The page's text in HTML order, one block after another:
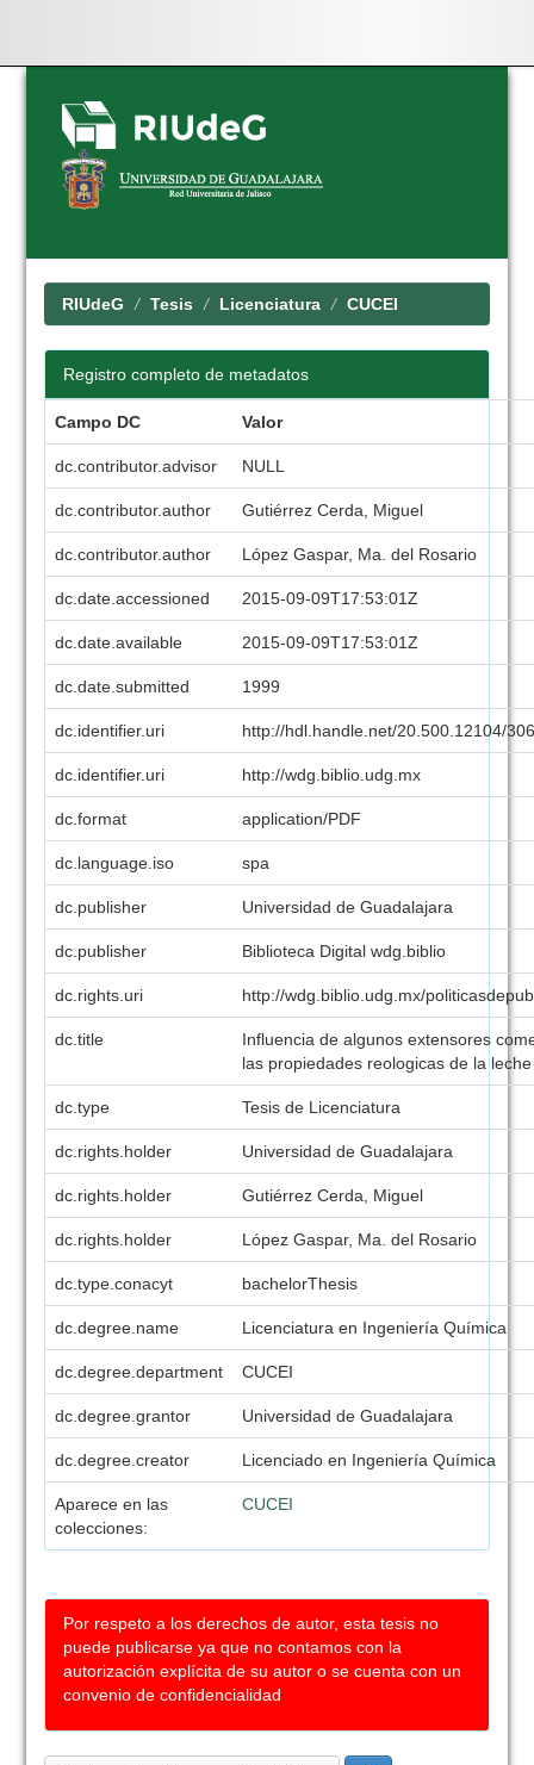
Skip
navigation
RIUdeG Tesis Licenciatura CUCEI
Registro completo de metadatos
Campo DC Valor
dc.contributor.advisor NULL
dc.contributor.author Gutiérrez Cerda, Miguel
dc.contributor.author López Gaspar, Ma. del Rosario
dc.date.accessioned 2015-09-09T17:53:01Z
dc.date.available 2015-09-09T17:53:01Z
dc.date.submitted 1999
dc.identifier.uri http://hdl.handle.net/20.500.12104/
dc.identifier.uri http://wdg.biblio.udg.mx
dc.format application/PDF
dc.language.iso spa
dc.publisher Universidad de Guadalajara
dc.publisher Biblioteca Digital wdg.biblio
dc.rights.uri http://wdg.biblio.udg.mx/
dc.title
Influencia de algunos extensores
las propiedades reologicas de la leche
dc.type Tesis de Licenciatura
dc.rights.holder Universidad de Guadalajara
dc.rights.holder Gutiérrez Cerda, Miguel
dc.rights.holder López Gaspar, Ma. del Rosario
dc.type.conacyt bachelorThesis
dc.degree.name Licenciatura en Ingeniería Química
dc.degree.department CUCEI
dc.degree.grantor Universidad de Guadalajara
dc.degree.creator Licenciado en Ingeniería Química
Aparece en las
colecciones:
CUCEI
Por respeto a los derechos de autor, esta tesis no
puede publicarse ya que no contamos con la
autorización explícita de su autor o se cuenta con un
convenio de confidencialidad